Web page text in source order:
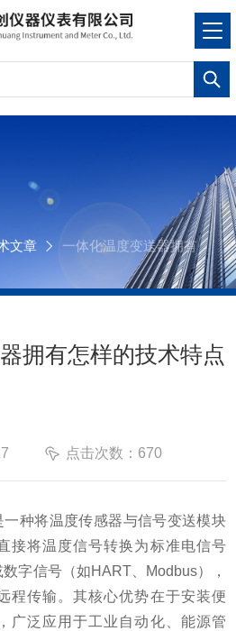
文章
一体化温度变送器拥有
拥有怎样的技术特点
点击次数：670
一种将温度传感器与信号变送模块
接将温度信号转换为标准电信号
数字信号（如HART、Modbus），
程传输。其核心优势在于安装便
广泛应用于工业自动化、能源管